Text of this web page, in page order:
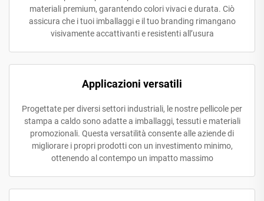
materiali premium, garantendo colori vivaci e durata. Ciò
assicura che i tuoi imballaggi e il tuo branding rimangano
visivamente accattivanti e resistenti all’usura
Applicazioni versatili
Progettate per diversi settori industriali, le nostre pellicole per
stampa a caldo sono adatte a imballaggi, tessuti e materiali
promozionali. Questa versatilità consente alle aziende di
migliorare i propri prodotti con un investimento minimo,
ottenendo al contempo un impatto massimo